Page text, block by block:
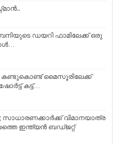
ഡയറി ഫാമിലേക്ക് ഒരു
കണ്ടുകൊണ്ട് മൈസൂരിലേക്ക്
കട്ട്…
വിമാനയാത്ര
ഇന്ത്യൻ ബഡ്‌ജറ്റ്‌